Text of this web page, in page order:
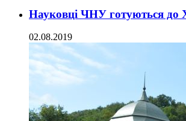
Науковці ЧНУ готуються до
02.08.2019